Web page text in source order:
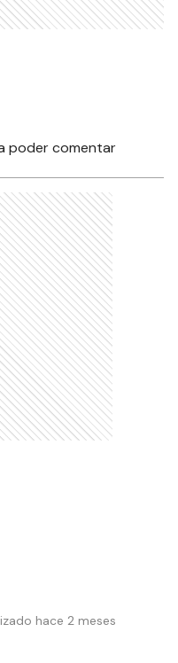
poder comentar
hace 2 meses